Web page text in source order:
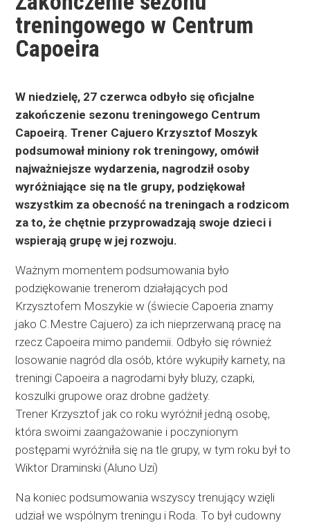
treningowego w Centrum
Capoeira
W niedzielę, 27 czerwca odbyło się oficjalne
zakończenie sezonu treningowego Centrum
Capoeirą. Trener Cajuero Krzysztof Moszyk
podsumował miniony rok treningowy, omówił
najważniejsze wydarzenia, nagrodził osoby
wyróżniające się na tle grupy, podziękował
wszystkim za obecność na treningach a rodzicom
za to, że chętnie przyprowadzają swoje dzieci i
wspierają grupę w jej rozwoju.
Ważnym momentem podsumowania było
podziękowanie trenerom działających pod
Krzysztofem Moszykie w (świecie Capoeria znamy
jako C.Mestre Cajuero) za ich nieprzerwaną pracę na
rzecz Capoeira mimo pandemii. Odbyło się również
losowanie nagród dla osób, które wykupiły karnety, na
treningi Capoeira a nagrodami były bluzy, czapki,
koszulki grupowe oraz drobne gadżety.
Trener Krzysztof jak co roku wyróżnił jedną osobę,
która swoimi zaangażowanie i poczynionym
postępami wyróżniła się na tle grupy, w tym roku był to
Wiktor Draminski (Aluno Uzi)
Na koniec podsumowania wszyscy trenujący wzięli
udział we wspólnym treningu i Roda. To był cudowny